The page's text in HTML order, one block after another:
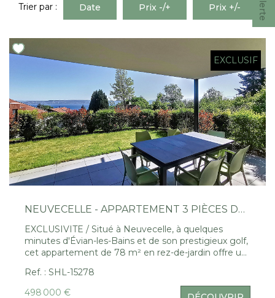
Notre Équipe
CONTACT
EN
Trier par : Date Prix -/+ Prix +/-
EXCLUSIF
NEUVECELLE - APPARTEMENT 3 PIÈCES DE 78 M² AVEC JARDIN ET VUE LAC
EXCLUSIVITE / Situé à Neuvecelle, à quelques
minutes d'Évian-les-Bains et de son prestigieux golf,
cet appartement de 78 m² en rez-de-jardin offre un
cuisine équipée ouverte sur un séjour lumineux, de
deux chambres confortables et de deux salles d'eau.
Ref. : SHL-15278
498 000 €